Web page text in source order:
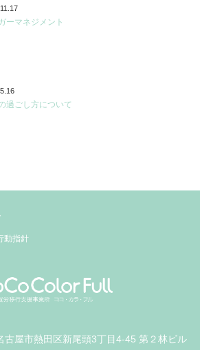
ーマネジメント
過ごし方について
動指針
屋市熱田区新尾頭3丁目4-45 第２林ビル